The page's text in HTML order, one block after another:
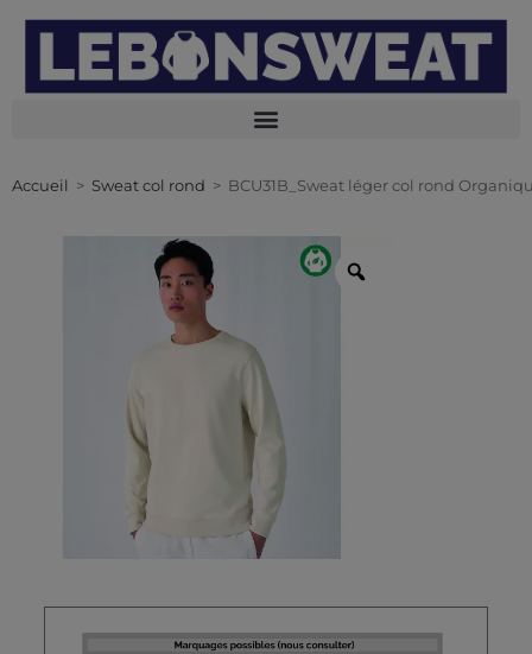
Accueil > Sweat col rond > BCU31B_Sweat léger col rond